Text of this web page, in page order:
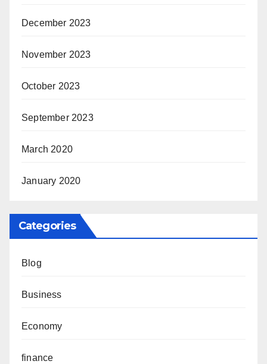
December 2023
November 2023
October 2023
September 2023
March 2020
January 2020
Categories
Blog
Business
Economy
finance